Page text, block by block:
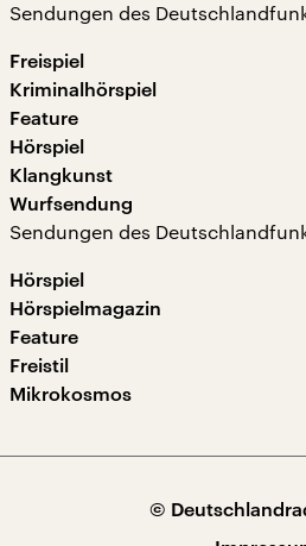
Sendungen des
Freispiel
Kriminalhörspiel
Feature
Hörspiel
Klangkunst
Wurfsendung
Sendungen des
Hörspiel
Hörspielmagazin
Feature
Freistil
Mikrokosmos
©